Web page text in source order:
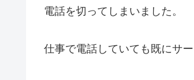
電話を切ってしまいました。
仕事で電話していても既にサ